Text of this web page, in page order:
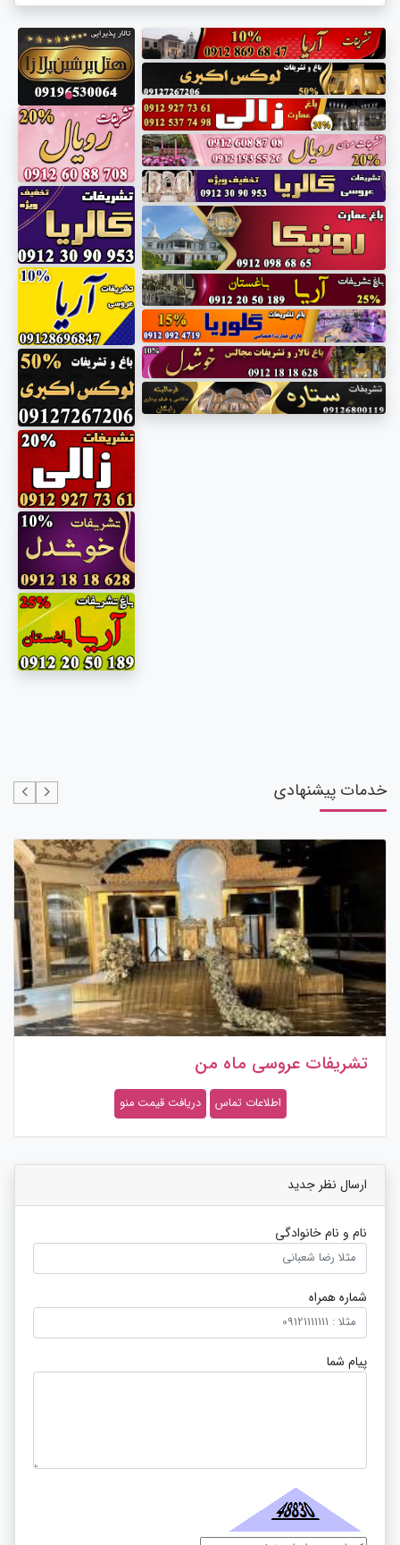
خدمات پیشنهادی
تشریفات عروسی ماه من
اطلاعات تماس دریافت قیمت منو
ارسال نظر جدید
نام و نام خانوادگی
شماره همراه
پیام شما